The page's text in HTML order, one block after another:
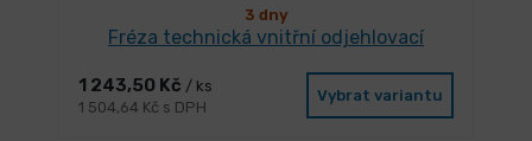
3 dny
Fréza technická vnitřní odjehlovací
1 243,50 Kč / ks
1 504,64 Kč s DPH
Vybrat variantu